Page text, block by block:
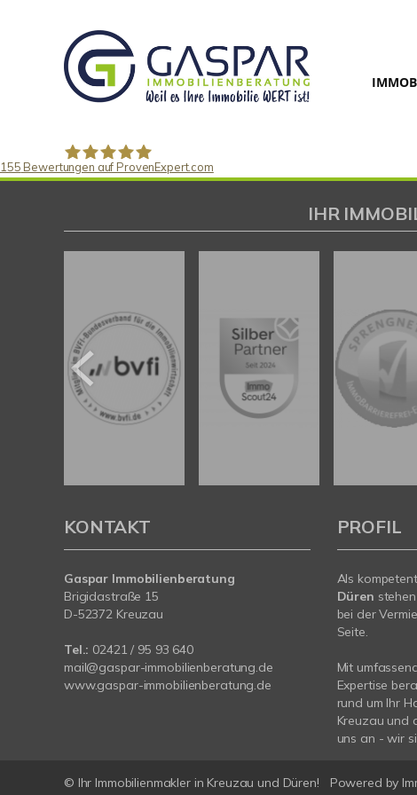
155 Bewertungen auf ProvenExpert.com
IHR
KONTAKT
Gaspar Immobilienberatung
Brigidastraße 15
D-52372 Kreuzau
Tel.: 02421 / 95 93 640
mail@gaspar-immobilienberatung.de
www.gaspar-immobilienberatung.de
PROFIL
Als
Düren
bei der
Seite.
Mit
Expertise
rund um Ihr
Kreuzau und
uns an - wir
© Ihr Immobilienmakler in Kreuzau und Düren! Powered by